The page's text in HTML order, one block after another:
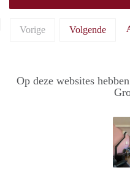
Vorige Volgende
Op deze websites